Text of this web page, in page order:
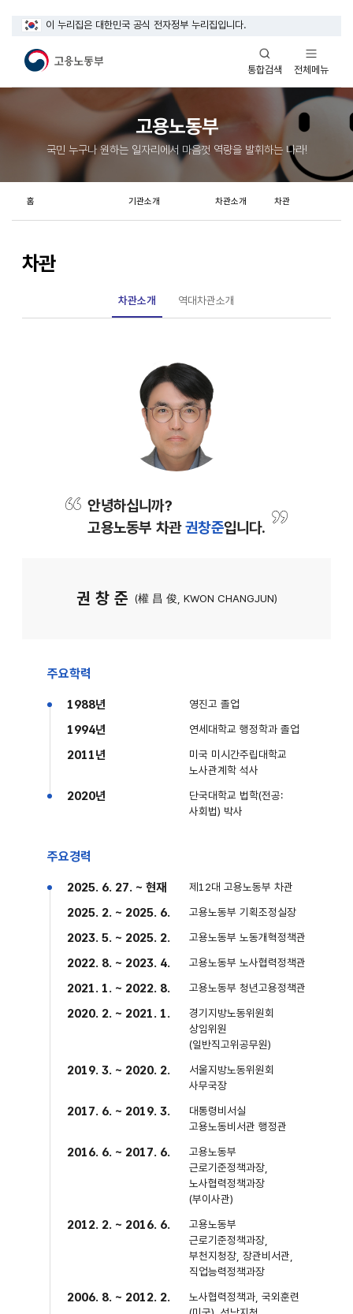
이 누리집은 대한민국 공식 전자정부 누리집입니다.
통합검색
열기
전체메뉴
열기
고용노동부
국민 누구나 원하는 일자리에서 마음껏 역량을 발휘하는 나라!
차관
홈 기관소개 차관소개 차관
차관소개 역대차관소개
안녕하십니까?
고용노동부 차관권창준입니다.
권 창 준 (權 昌 俊, KWON CHANGJUN)
주요학력
1988년 영진고 졸업
1994년 연세대학교 행정학과 졸업
2011년
미국 미시간주립대학교
노사관계학 석사
2020년
단국대학교 법학(전공:
사회법) 박사
주요경력
2025. 6. 27. ~ 현재 제12대 고용노동부 차관
2025. 2. ~ 2025. 6. 고용노동부 기획조정실장
2023. 5. ~ 2025. 2. 고용노동부 노동개혁정책관
2022. 8. ~ 2023. 4. 고용노동부 노사협력정책관
2021. 1. ~ 2022. 8. 고용노동부 청년고용정책관
2020. 2. ~ 2021. 1.
경기지방노동위원회
상임위원
(일반직고위공무원)
2019. 3. ~ 2020. 2.
서울지방노동위원회
사무국장
2017. 6. ~ 2019. 3.
대통령비서실
고용노동비서관 행정관
2016. 6. ~ 2017. 6.
고용노동부
근로기준정책과장,
노사협력정책과장
(부이사관)
2012. 2. ~ 2016. 6.
고용노동부
근로기준정책과장,
부천지청장, 장관비서관,
직업능력정책과장
2006. 8. ~ 2012. 2.
노사협력정책과, 국외훈련